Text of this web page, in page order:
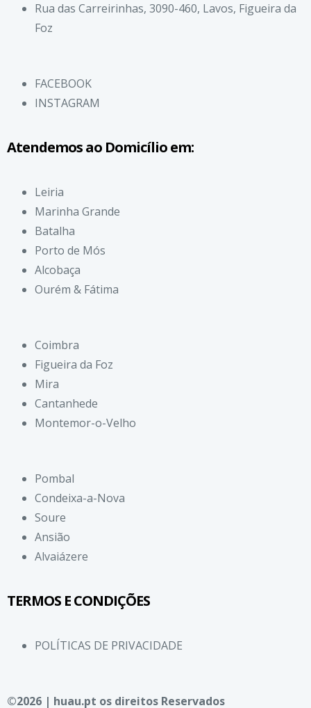
Rua das Carreirinhas, 3090-460, Lavos, Figueira da
Foz
FACEBOOK
INSTAGRAM
Atendemos ao Domicílio em:
Leiria
Marinha Grande
Batalha
Porto de Mós
Alcobaça
Ourém & Fátima
Coimbra
Figueira da Foz
Mira
Cantanhede
Montemor-o-Velho
Pombal
Condeixa-a-Nova
Soure
Ansião
Alvaiázere
TERMOS E CONDIÇÕES
POLÍTICAS DE PRIVACIDADE
©2026 | huau.pt os direitos Reservados